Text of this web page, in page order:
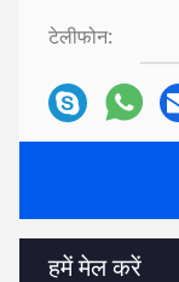
टेलीफोन:
हमें मेल करें